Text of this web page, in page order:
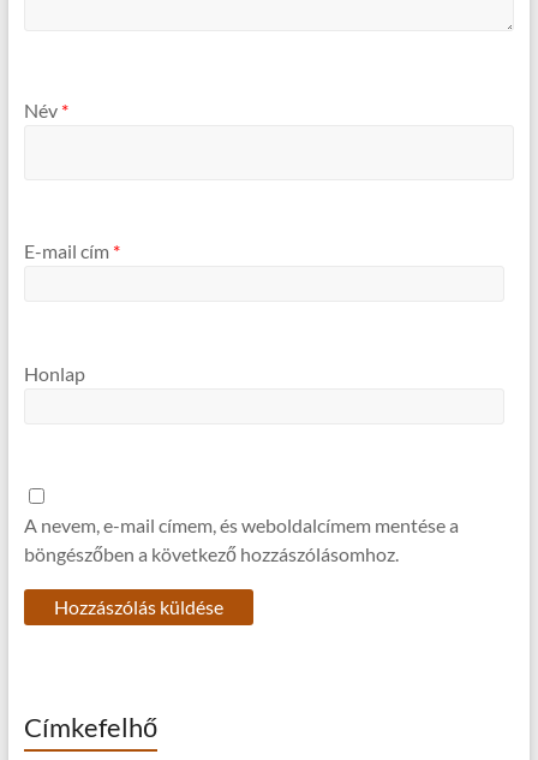
Név *
E-mail cím *
Honlap
A nevem, e-mail címem, és weboldalcímem mentése a
böngészőben a következő hozzászólásomhoz.
Címkefelhő